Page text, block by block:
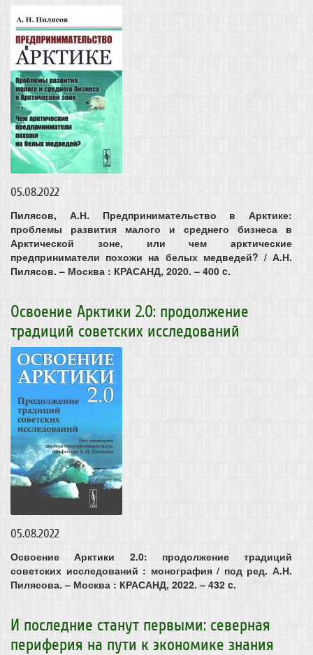
05.08.2022
Пилясов, А.Н. Предпринимательство в Арктике:
проблемы развития малого и среднего бизнеса в
Арктической зоне, или чем арктические
предприниматели похожи на белых медведей? / А.Н.
Пилясов. – Москва : КРАСАНД, 2020. – 400 c.
Освоение Арктики 2.0: продолжение
традиций советских исследований
05.08.2022
Освоение Арктики 2.0: продолжение традиций
советских исследований : монография / под ред. А.Н.
Пилясова. – Москва : КРАСАНД, 2022. – 432 c.
И последние станут первыми: северная
периферия на пути к экономике знания